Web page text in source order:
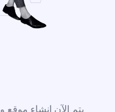
يتم الآن إنشاء